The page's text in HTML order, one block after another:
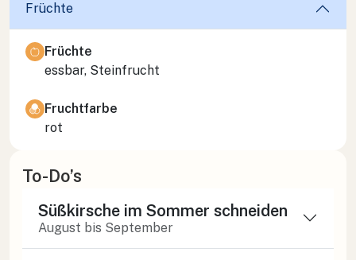
Früchte
Früchte
essbar, Steinfrucht
Fruchtfarbe
rot
To-Do’s
Süßkirsche im Sommer schneiden
August bis September